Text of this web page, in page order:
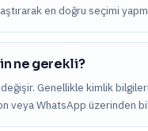
en doğru seçimi
ne gerekli?
Genellikle kimlik
veya WhatsApp üzerinden